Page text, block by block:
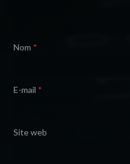
Nom *
E-mail *
Site web